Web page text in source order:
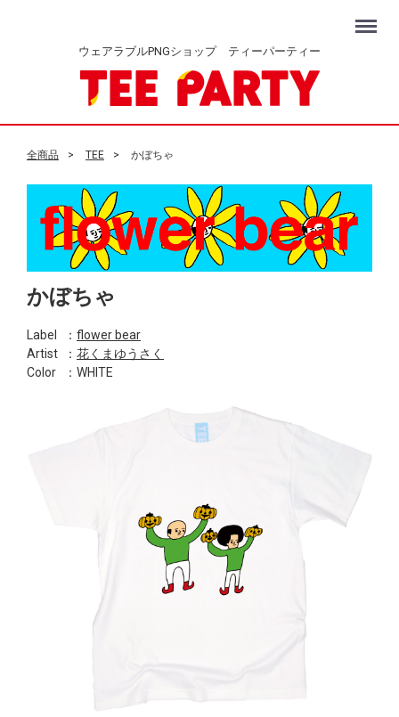
ウェアラブルPNGショップ ティーパーティー
Menu
全商品 TEE かぼちゃ
かぼちゃ
Label ： flower bear
Artist
： 花くまゆうさく
Color
：WHITE